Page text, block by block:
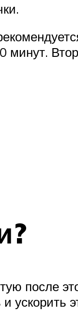
минут.
после
ускорить